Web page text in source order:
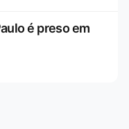
é preso em